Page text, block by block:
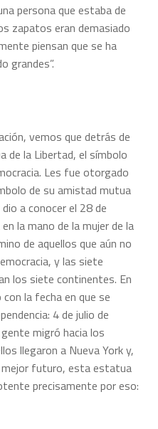
persona que estaba de
zapatos eran demasiado
piensan que se ha
grandes”.
vemos que detrás de
de la Libertad, el símbolo
Les fue otorgado
de su amistad mutua
a conocer el 28 de
la mano de la mujer de la
de aquellos que aún no
y las siete
los siete continentes. En
la fecha en que se
4 de julio de
migró hacia los
llegaron a Nueva York y,
mejor futuro, esta estatua
precisamente por eso: